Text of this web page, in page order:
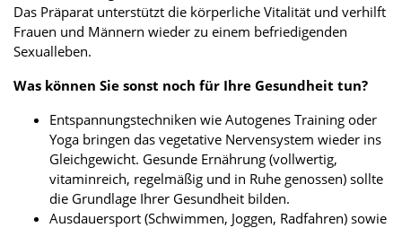
Das Präparat unterstützt die körperliche Vitalität und verhilft
Frauen und Männern wieder zu einem befriedigenden
Sexualleben.
Was können Sie sonst noch für Ihre Gesundheit tun?
Entspannungstechniken wie Autogenes Training oder
Yoga bringen das vegetative Nervensystem wieder ins
Gleichgewicht. Gesunde Ernährung (vollwertig,
vitaminreich, regelmäßig und in Ruhe genossen) sollte
die Grundlage Ihrer Gesundheit bilden.
Ausdauersport (Schwimmen, Joggen, Radfahren) sowie